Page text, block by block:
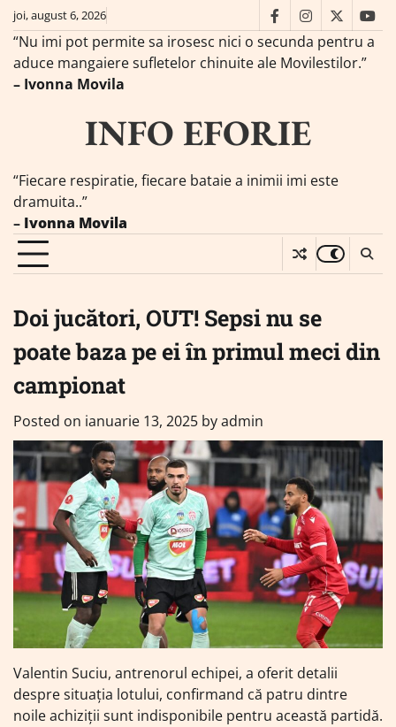
Skip
content
joi, august 6, 2026 facebookinstagram
twitter
“Nu imi pot permite sa irosesc nici o secunda pentru a
aduce mangaiere sufletelor chinuite ale Movilestilor.”
– Ivonna Movila
INFO EFORIE
“Fiecare respiratie, fiecare bataie a inimii imi este
dramuita..”
– Ivonna Movila
Doi jucători, OUT! Sepsi nu se
poate baza pe ei în primul meci din
campionat
Posted on ianuarie 13, 2025 byadmin
Valentin Suciu, antrenorul echipei, a oferit detalii
despre situația lotului, confirmand că patru dintre
noile achiziții sunt indisponibile pentru această partidă.